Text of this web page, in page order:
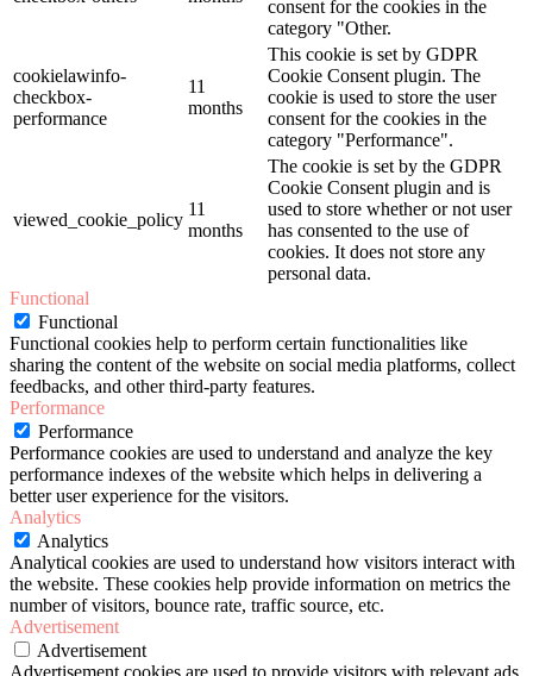
consent for the cookies in the
category "Other.
cookielawinfo-
checkbox-
performance
11
months
This cookie is set by GDPR
Cookie Consent plugin. The
cookie is used to store the user
consent for the cookies in the
category "Performance".
viewed_cookie_policy
11
months
The cookie is set by the GDPR
Cookie Consent plugin and is
used to store whether or not user
has consented to the use of
cookies. It does not store any
personal data.
Functional
Functional
Functional cookies help to perform certain functionalities like
sharing the content of the website on social media platforms, collect
feedbacks, and other third-party features.
Performance
Performance
Performance cookies are used to understand and analyze the key
performance indexes of the website which helps in delivering a
better user experience for the visitors.
Analytics
Analytics
Analytical cookies are used to understand how visitors interact with
the website. These cookies help provide information on metrics the
number of visitors, bounce rate, traffic source, etc.
Advertisement
Advertisement